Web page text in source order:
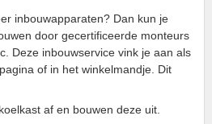
inbouwapparaten? Dan kun je
door gecertificeerde monteurs
Deze inbouwservice vink je aan als
of in het winkelmandje. Dit
af en bouwen deze uit.